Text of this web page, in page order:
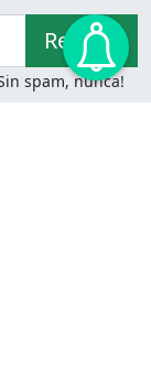
Recibir!
spam, nunca!